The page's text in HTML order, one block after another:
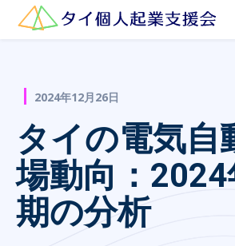
2024年12月26日
タイの電気自
場動向：
期の分析